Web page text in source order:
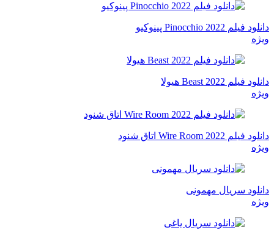
دانلود فیلم Pinocchio 2022 پینوکیو
ویژه
دانلود فیلم Beast 2022 هیولا
ویژه
دانلود فیلم Wire Room 2022 اتاق شنود
ویژه
دانلود سریال مهمونی
ویژه